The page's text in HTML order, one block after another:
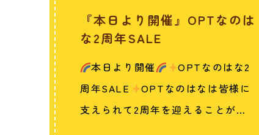
『本日より開催』OPTなのは
な2周年SALE
本日より開催
OPTなのはな2
周年SALE
OPTなのはなは皆様に
支えられて2周年を迎えることが…